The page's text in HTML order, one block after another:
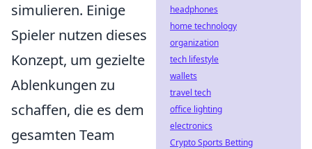
simulieren. Einige
Spieler nutzen dieses
Konzept, um gezielte
Ablenkungen zu
schaffen, die es dem
gesamten Team
headphones
home technology
organization
tech lifestyle
wallets
travel tech
office lighting
electronics
Crypto Sports Betting